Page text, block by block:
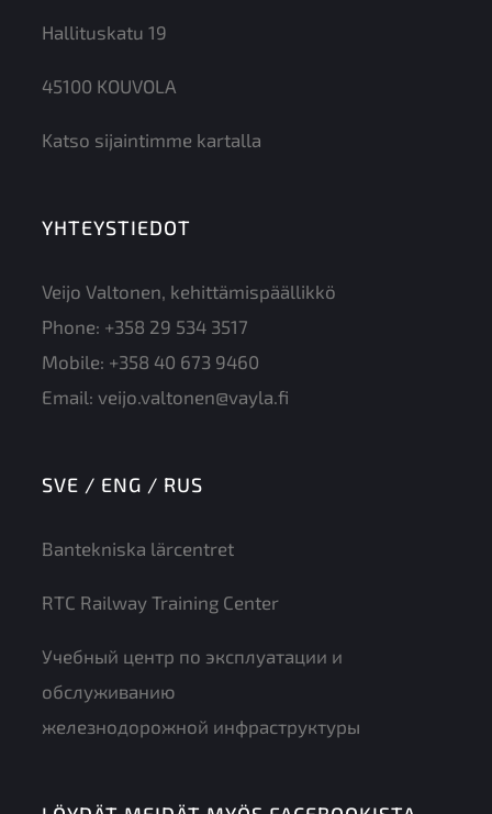
Hallituskatu 19
45100 KOUVOLA
Katso sijaintimme kartalla
YHTEYSTIEDOT
Veijo Valtonen, kehittämispäällikkö
Phone: +358 29 534 3517
Mobile: +358 40 673 9460
Email: veijo.valtonen@vayla.fi
SVE / ENG / RUS
Bantekniska lärcentret
RTC Railway Training Center
Учебный центр по эксплуатации и
обслуживанию
железнодорожной инфраструктуры